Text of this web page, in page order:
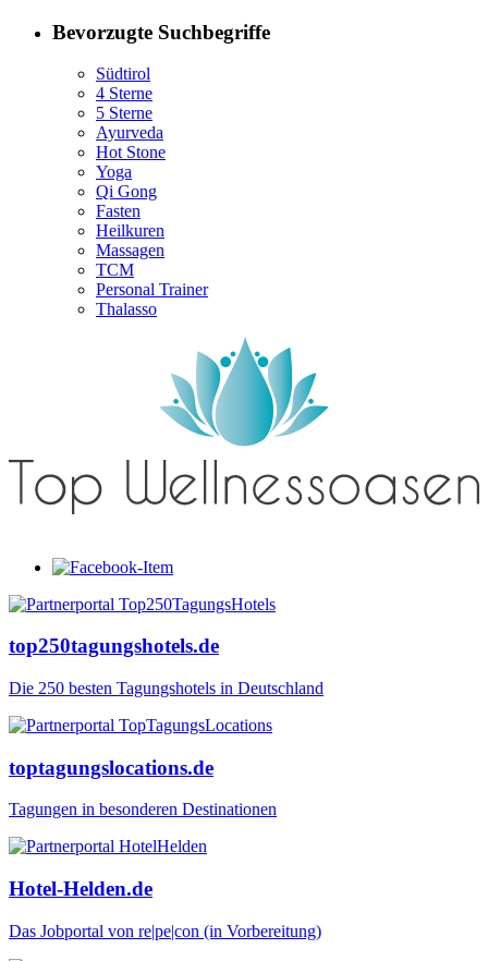
Bevorzugte Suchbegriffe
Südtirol
4 Sterne
5 Sterne
Ayurveda
Hot Stone
Yoga
Qi Gong
Fasten
Heilkuren
Massagen
TCM
Personal Trainer
Thalasso
top250tagungshotels.de
Die 250 besten Tagungshotels in Deutschland
toptagungslocations.de
Tagungen in besonderen Destinationen
Hotel-Helden.de
Das Jobportal von re|pe|con (in Vorbereitung)